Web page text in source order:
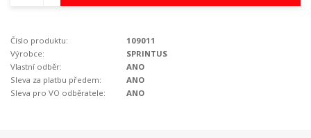
Číslo produktu:
109011
Výrobce:
SPRINTUS
Vlastní odběr:
ANO
Sleva za platbu předem:
ANO
Sleva pro VO odběratele:
ANO